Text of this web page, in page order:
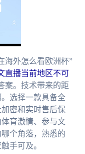
海外怎么看欧洲杯”
直播当前地区不可
案。技术带来的距
选择一款具备全
密和实时售后保
育激情、参与文
个角落，熟悉的
手可及。